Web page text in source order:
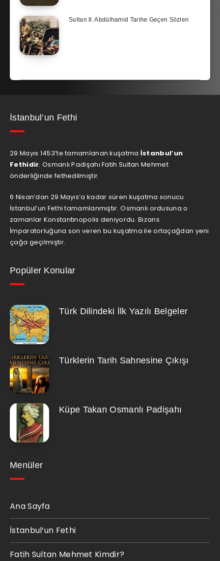
Sultan II. Abdülhamid Tarihe Geçen Sözleri
İstanbul’un Fethi
29 Mayıs 1453’te tamamlanan kuşatma İstanbul’un
Fethidir. Osmanlı Padişahı Fatih Sultan Mehmet
önderliğinde fethedilmiştir.
6 Nisan’dan 29 Mayıs’a kadar süren kuşatma sonucu
İstanbul’un Fethi tamamlanmıştır. Osmanlı ordusuna o
zamanlar Konstantinopolis deniyordu. Bizans
İmparatorluğuna son veren bu kuşatma ile ortaçağdan yeni
çağa geçilmiştir.
Popüler Konular
Türk Dilindeki İlk Yazılı Belgeler
Türklerin Tarih Sahnesine Çıkışı
Küpe Takan Osmanlı Padişahı
Menüler
Ana Sayfa
İstanbul’un Fethi
Fatih Sultan Mehmet Kimdir?